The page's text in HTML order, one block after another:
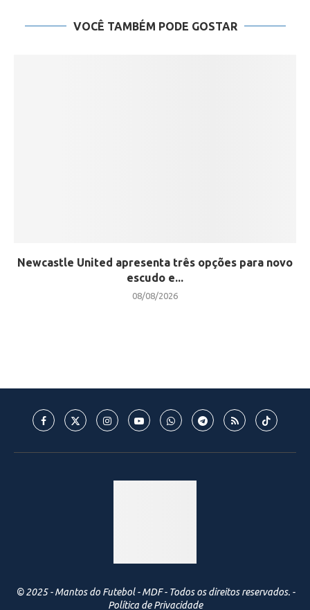
VOCÊ TAMBÉM PODE GOSTAR
Newcastle United apresenta três opções para novo
escudo e...
08/08/2026
© 2025 - Mantos do Futebol - MDF - Todos os direitos reservados. -
Política de Privacidade